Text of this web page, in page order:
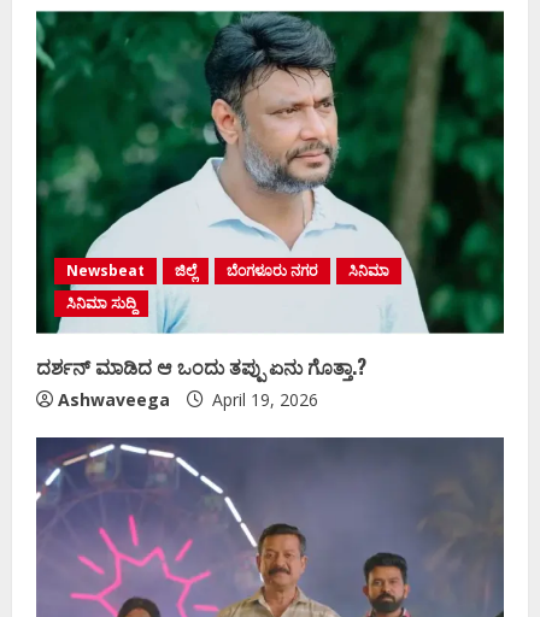
Newsbeat ಜಿಲ್ಲೆ ಬೆಂಗಳೂರು ನಗರ
ಸಿನಿಮಾ
ಸಿನಿಮಾ ಸುದ್ದಿ
ದರ್ಶನ್‌ ಮಾಡಿದ ಆ ಒಂದು ತಪ್ಪು ಏನು ಗೊತ್ತಾ.?
Ashwaveega April 19, 2026